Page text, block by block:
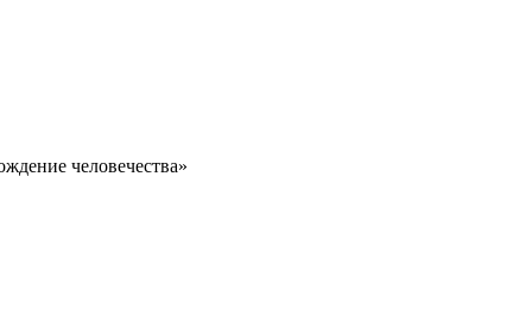
человечества»